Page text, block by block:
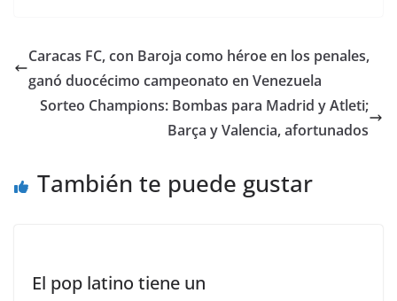
Caracas FC, con Baroja como héroe en los penales,
ganó duocécimo campeonato en Venezuela
Sorteo Champions: Bombas para Madrid y Atleti;
Barça y Valencia, afortunados
También te puede gustar
El pop latino tiene un